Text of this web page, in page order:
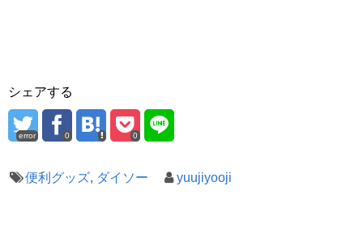
シェアする
error 0 0
便利グッズ, ダイソー yuujiyooji